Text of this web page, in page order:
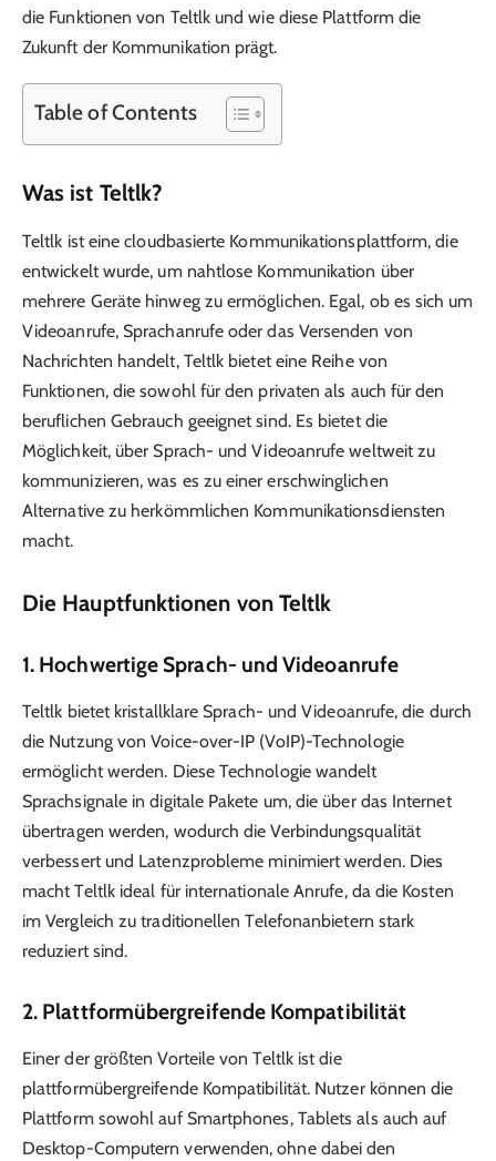
die Funktionen von Teltlk und wie diese Plattform die
Zukunft der Kommunikation prägt.
Table of Contents
Was ist Teltlk?
Teltlk ist eine cloudbasierte Kommunikationsplattform, die
entwickelt wurde, um nahtlose Kommunikation über
mehrere Geräte hinweg zu ermöglichen. Egal, ob es sich um
Videoanrufe, Sprachanrufe oder das Versenden von
Nachrichten handelt, Teltlk bietet eine Reihe von
Funktionen, die sowohl für den privaten als auch für den
beruflichen Gebrauch geeignet sind. Es bietet die
Möglichkeit, über Sprach- und Videoanrufe weltweit zu
kommunizieren, was es zu einer erschwinglichen
Alternative zu herkömmlichen Kommunikationsdiensten
macht.
Die Hauptfunktionen von Teltlk
1. Hochwertige Sprach- und Videoanrufe
Teltlk bietet kristallklare Sprach- und Videoanrufe, die durch
die Nutzung von Voice-over-IP (VoIP)-Technologie
ermöglicht werden. Diese Technologie wandelt
Sprachsignale in digitale Pakete um, die über das Internet
übertragen werden, wodurch die Verbindungsqualität
verbessert und Latenzprobleme minimiert werden. Dies
macht Teltlk ideal für internationale Anrufe, da die Kosten
im Vergleich zu traditionellen Telefonanbietern stark
reduziert sind.
2. Plattformübergreifende Kompatibilität
Einer der größten Vorteile von Teltlk ist die
plattformübergreifende Kompatibilität. Nutzer können die
Plattform sowohl auf Smartphones, Tablets als auch auf
Desktop-Computern verwenden, ohne dabei den